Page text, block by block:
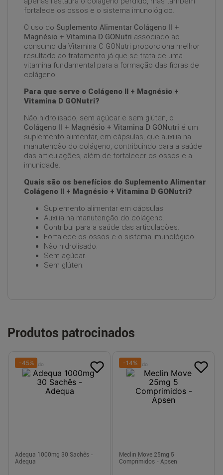
fortalece os ossos e o sistema imunológico.
O uso do Suplemento Alimentar Colágeno II +
Magnésio + Vitamina D GONutri associado ao
consumo da Vitamina C GONutri proporciona melhor
resultado ao tratamento já que se trata de uma
vitamina fundamental para a formação das fibras de
colágeno.
Para que serve o Colágeno II + Magnésio +
Vitamina D GONutri?
Não hidrolisado, sem açúcar e sem glúten, o
Colágeno II + Magnésio + Vitamina D GONutri é um
suplemento alimentar, em cápsulas, que auxilia na
manutenção do colágeno, contribuindo para a saúde
das articulações, além de fortalecer os ossos e a
imunidade.
Quais são os benefícios do Suplemento Alimentar
Colágeno II + Magnésio + Vitamina D GONutri?
Suplemento alimentar em cápsulas.
Auxilia na manutenção do colágeno.
Contribui para a saúde das articulações.
Fortalece os ossos e o sistema imunológico.
Não hidrolisado.
Sem açúcar.
Sem glúten.
Produtos patrocinados
Patrocinado
-45%
Adequa 1000mg 30 Sachês -
Adequa
Patrocinado
-14%
Meclin Move 25mg 5
Comprimidos - Apsen